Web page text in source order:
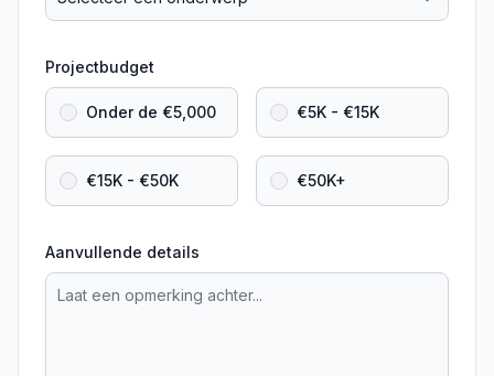
Projectbudget
Onder de €5,000 €5K - €15K
€15K - €50K €50K+
Aanvullende details